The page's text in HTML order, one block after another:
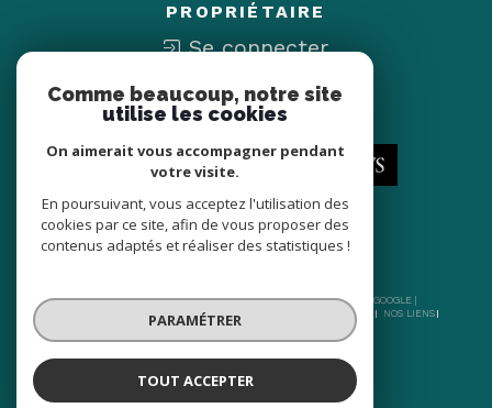
PROPRIÉTAIRE
Se connecter
Nous
ADHÉRONS
© 2026 | TOUS DROITS RÉSERVÉS | TRADUCTION POWERED BY GOOGLE |
PLAN DU SITE ADMIN
NOS LIENS
POLITIQUE RGPD
Comme beaucoup, notre site
utilise les cookies
On aimerait vous accompagner pendant
votre visite.
En poursuivant, vous acceptez l'utilisation des
cookies par ce site, afin de vous proposer des
contenus adaptés et réaliser des statistiques !
PARAMÉTRER
TOUT ACCEPTER